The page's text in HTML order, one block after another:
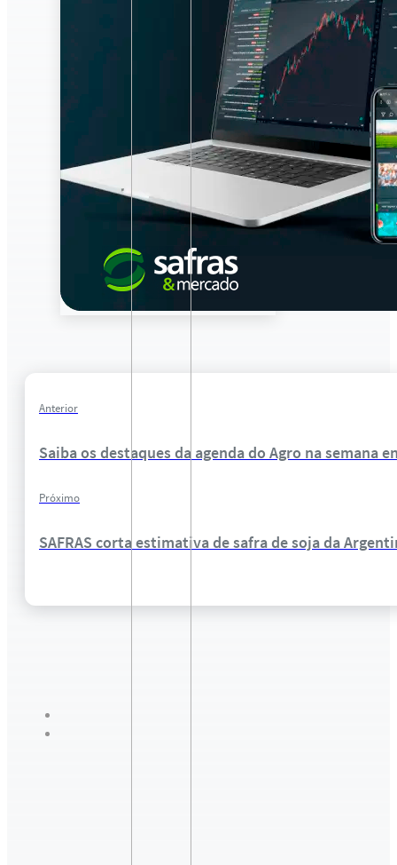
Anterior
Saiba os destaques da agenda do Agro na semana
Próximo
SAFRAS corta estimativa de safra de soja da